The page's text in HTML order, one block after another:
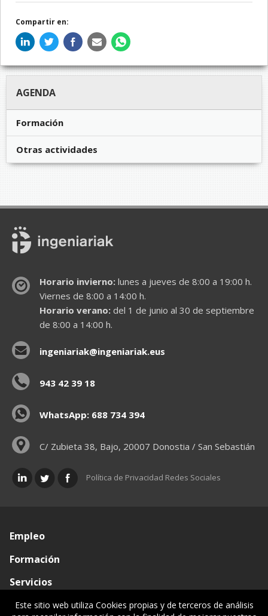
Compartir en:
AGENDA
Formación
Otras actividades
Horario invierno:lunes a jueves de 8:00 a 19:00 h.
Viernes de 8:00 a 14:00 h.
Horario verano:del 1 de junio al 30 de septiembre
de 8:00 a 14:00 h.
ingeniariak@ingeniariak.eus
943 42 39 18
WhatsApp: 688 734 394
C/ Zubieta 38, Bajo, 20007 Donostia / San Sebastián
Política de Privacidad Redes Sociales
Empleo
Formación
Servicios
Conócenos
Este sitio web utiliza Cookies propias y de terceros de análisis